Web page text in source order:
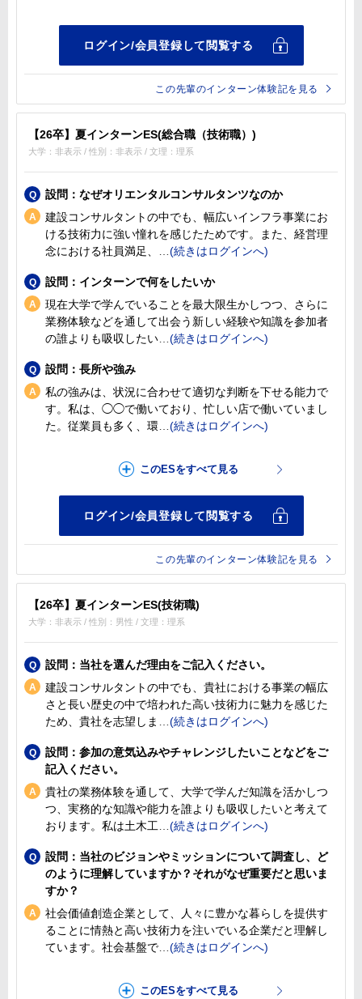
この先輩のインターン体験記を見る
【26卒】夏インターンES(総合職（技術職）)
大学：非表示 / 性別：非表示 / 文理：理系
設問：なぜオリエンタルコンサルタンツなのか
建設コンサルタントの中でも、幅広いインフラ事業にお
ける技術力に強い憧れを感じたためです。また、経営理
念における社員満足、
設問：インターンで何をしたいか
現在大学で学んでいることを最大限生かしつつ、さらに
業務体験などを通して出会う新しい経験や知識を参加者
の誰よりも吸収したい
設問：長所や強み
私の強みは、状況に合わせて適切な判断を下せる能力で
す。私は、◯◯で働いており、忙しい店で働いていまし
た。従業員も多く、環
この先輩のインターン体験記を見る
【26卒】夏インターンES(技術職)
大学：非表示 / 性別：男性 / 文理：理系
設問：当社を選んだ理由をご記入ください。
建設コンサルタントの中でも、貴社における事業の幅広
さと長い歴史の中で培われた高い技術力に魅力を感じた
ため、貴社を志望しま
設問：参加の意気込みやチャレンジしたいことなどをご
記入ください。
貴社の業務体験を通して、大学で学んだ知識を活かしつ
つ、実務的な知識や能力を誰よりも吸収したいと考えて
おります。私は土木工
設問：当社のビジョンやミッションについて調査し、ど
のように理解していますか？それがなぜ重要だと思いま
すか？
社会価値創造企業として、人々に豊かな暮らしを提供す
ることに情熱と高い技術力を注いでいる企業だと理解し
ています。社会基盤で